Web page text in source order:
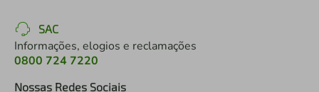
SAC
Informações, elogios e reclamações
0800 724 7220
Nossas Redes Sociais